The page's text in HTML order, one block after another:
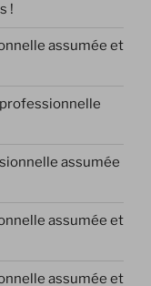
!
assumée et
assumée
assumée et
assumée et